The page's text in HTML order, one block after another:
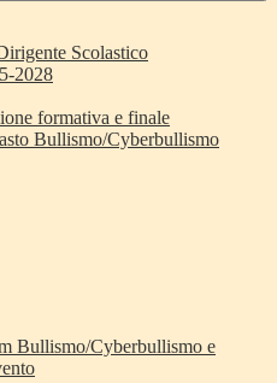
Scolastico
2028
formativa e finale
Bullismo/Cyberbullismo
Bullismo/Cyberbullismo e